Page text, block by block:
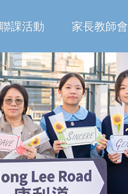
課活動 家長教師會